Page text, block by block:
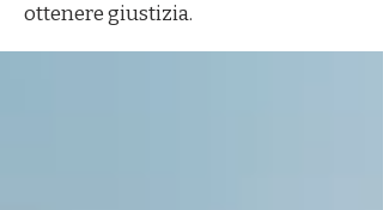
ottenere giustizia.